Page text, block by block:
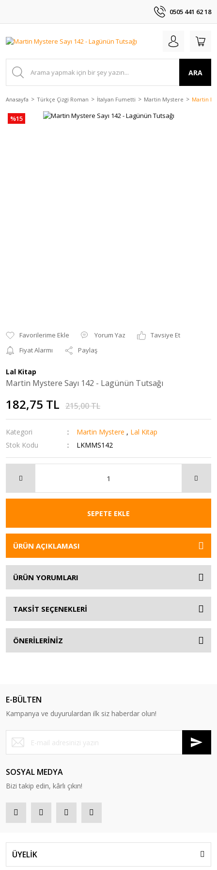
0505 441 62 18
ARA
Anasayfa Türkçe Çizgi Roman İtalyan Fumetti Martin Mystere Martin
%15
Yorum Yaz
Tavsiye Et
Fiyat Alarmı
Paylaş
Lal Kitap
Martin Mystere Sayı 142 - Lagünün Tutsağı
182,75 TL 215,00 TL
Kategori Martin Mystere , Lal Kitap
Stok Kodu
LKMMS142
SEPETE EKLE
ÜRÜN AÇIKLAMASI
ÜRÜN YORUMLARI
TAKSİT SEÇENEKLERİ
ÖNERİLERİNİZ
E-BÜLTEN
Kampanya ve duyurulardan ilk siz haberdar olun!
SOSYAL MEDYA
Bizi takip edin, kârlı çıkın!
ÜYELİK